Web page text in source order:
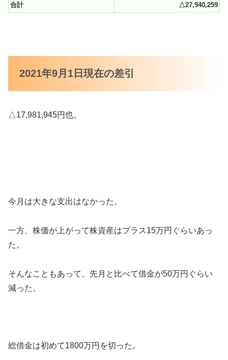
合計
△27,940,259
2021年9月1日現在の差引
△17,981,945円也。
今月は大きな支出はなかった。
一方、株価が上がって株資産はプラス15万円ぐらいあっ
た。
そんなこともあって、先月と比べて借金が50万円ぐらい
減った。
総借金は初めて1800万円を切った。